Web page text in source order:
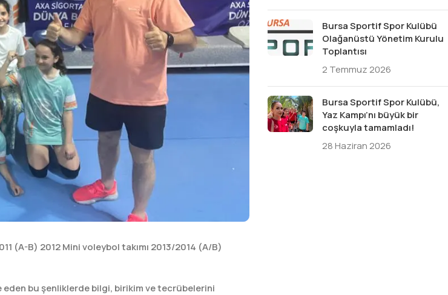
(A-B) 2012 Mini voleybol takımı 2013/2014 (A/B)
eden bu şenliklerde bilgi, birikim ve tecrübelerini
Bursa Sportif Spor Kulübü
Olağanüstü Yönetim Kurulu
Toplantısı
2 Temmuz 2026
Bursa Sportif Spor Kulübü,
Yaz Kampı’nı büyük bir
coşkuyla tamamladı!
28 Haziran 2026